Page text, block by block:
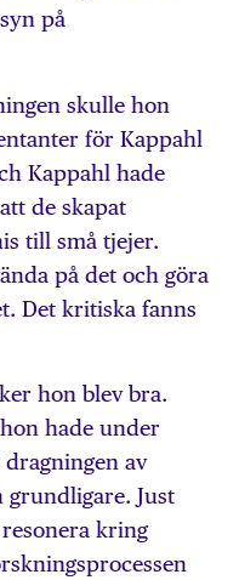
på
skulle hon
för Kappahl
Kappahl hade
de skapat
till små tjejer.
på det och göra
Det kritiska fanns
hon blev bra.
hade under
av
grundligare. Just
kring